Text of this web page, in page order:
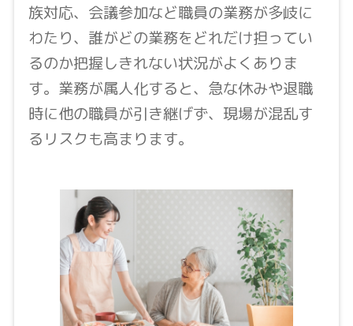
族対応、会議参加など職員の業務が多岐に
わたり、誰がどの業務をどれだけ担ってい
るのか把握しきれない状況がよくありま
す。業務が属人化すると、急な休みや退職
時に他の職員が引き継げず、現場が混乱す
るリスクも高まります。